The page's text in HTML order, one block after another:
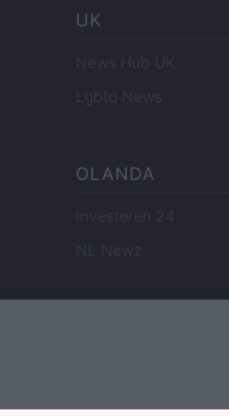
UK
News Hub UK
Lgbtq News
OLANDA
Investeren 24
NL Newz